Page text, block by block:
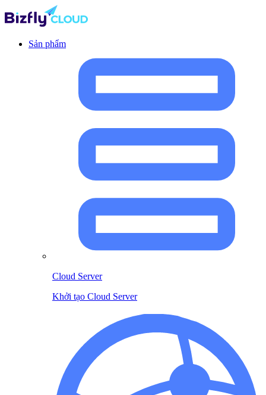
Sản phẩm
Cloud Server
Khởi tạo Cloud Server